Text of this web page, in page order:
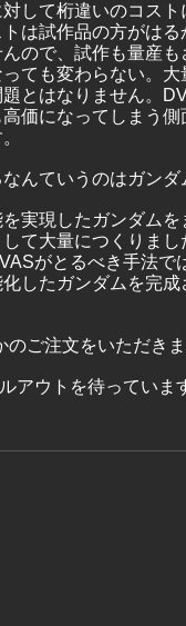
して桁違いのコス
は試作品の方がは
ので、試作も量産
ても変わらない。
とはなりません。
価になってしまう
んていうのはガンダ
実現したガンダム
て大量につくりま
がとるべき手法
したガンダムを完
ご注文をいただきま
アウトを待っていま